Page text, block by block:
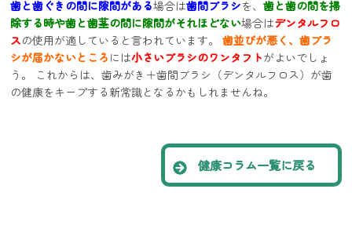
歯と歯ぐきの間に隙間がある場合は歯間ブラシを、歯と歯の間を掃
除する時や歯と歯茎の間に隙間がそれほどない場合はデンタルフロ
スの使用が適していると言われています。歯並びが悪く、歯ブラ
シが届かないところ には小さいブラシのワンタフトがよいでしょ
う。 これからは、歯みがき＋歯間ブラシ（デンタルフロス）が歯
の健康をキープする新常識となるかもしれませんね。
健康コラム一覧に戻る